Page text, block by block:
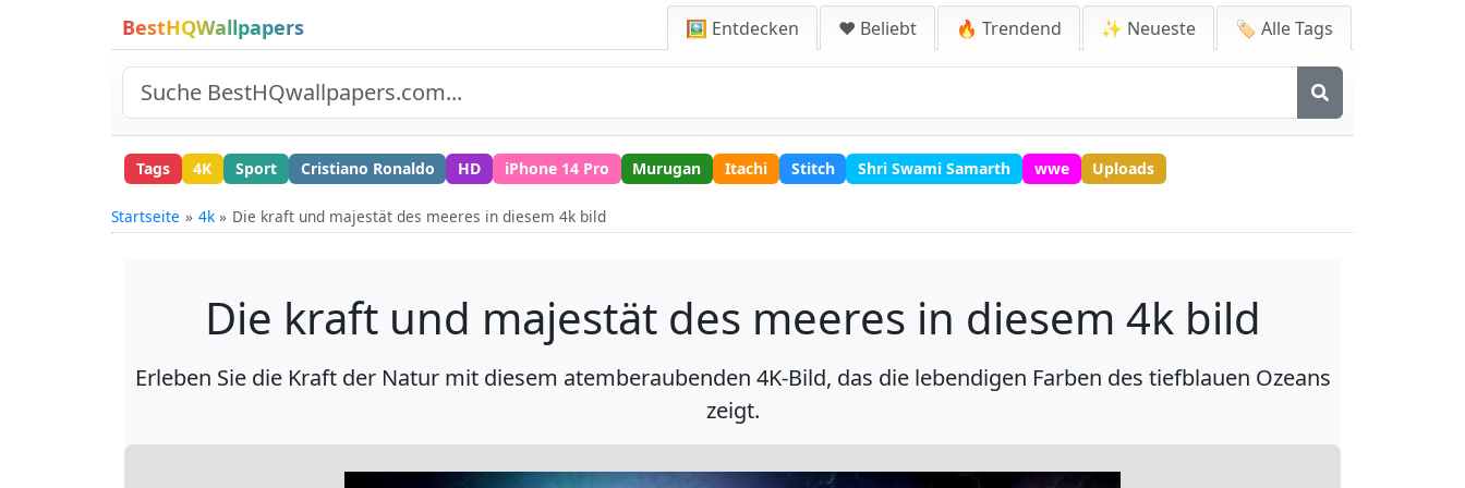
BestHQWallpapers 🖼️ Entdecken ❤️ Beliebt 🔥 Trendend ✨ Neueste 🏷️ Alle Tags
Tags 4K Sport Cristiano Ronaldo HD iPhone 14 Pro Murugan Itachi Stitch Shri Swami Samarth wwe Uploads
Startseite 4k Die kraft und majestät des meeres in diesem 4k bild
Die kraft und majestät des meeres in diesem 4k bild
Erleben Sie die Kraft der Natur mit diesem atemberaubenden 4K-Bild, das die lebendigen Farben des tiefblauen Ozeans
zeigt.